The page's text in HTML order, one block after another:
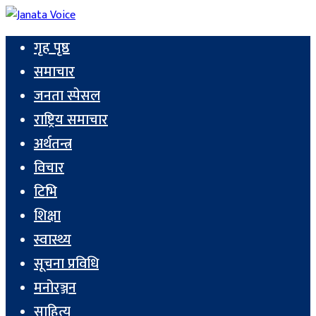
गृह पृष्ठ
समाचार
जनता स्पेसल
राष्ट्रिय समाचार
अर्थतन्त्र
विचार
टिभि
शिक्षा
स्वास्थ्य
सूचना प्रविधि
मनोरञ्जन